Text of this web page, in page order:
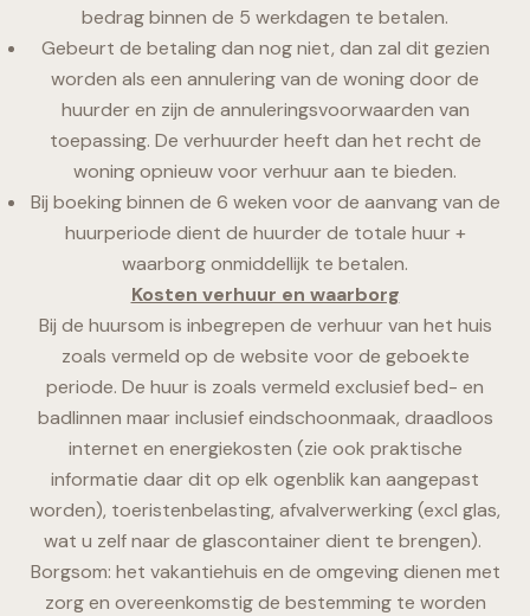
bedrag binnen de 5 werkdagen te betalen.
Gebeurt de betaling dan nog niet, dan zal dit gezien
worden als een annulering van de woning door de
huurder en zijn de annuleringsvoorwaarden van
toepassing. De verhuurder heeft dan het recht de
woning opnieuw voor verhuur aan te bieden.
Bij boeking binnen de 6 weken voor de aanvang van de
huurperiode dient de huurder de totale huur +
waarborg onmiddellijk te betalen.
Kosten verhuur en waarborg
Bij de huursom is inbegrepen de verhuur van het huis
zoals vermeld op de website voor de geboekte
periode. De huur is zoals vermeld exclusief bed- en
badlinnen maar inclusief eindschoonmaak, draadloos
internet en energiekosten (zie ook praktische
informatie daar dit op elk ogenblik kan aangepast
worden), toeristenbelasting, afvalverwerking (excl glas,
wat u zelf naar de glascontainer dient te brengen).
Borgsom: het vakantiehuis en de omgeving dienen met
zorg en overeenkomstig de bestemming te worden